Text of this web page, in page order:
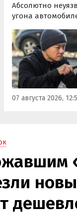
Абсолютно
угона
могут доставить
всего
машин таковыми
являются модели
сообщил в
учредитель
07 августа 2026,